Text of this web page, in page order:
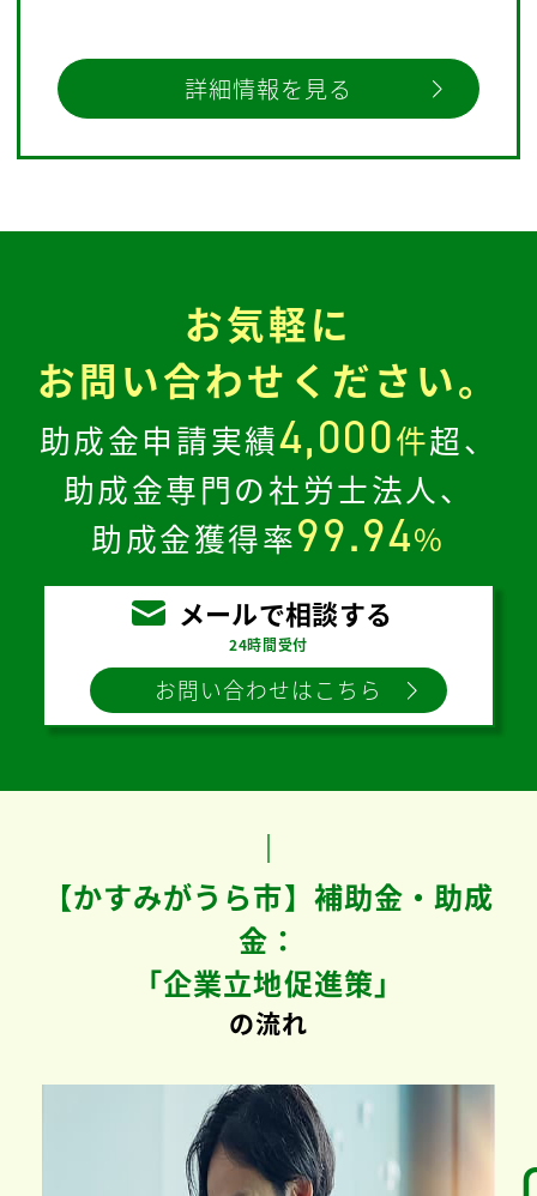
詳細情報を見る
お気軽に
お問い合わせください。
助成金申請実績4,000件超、
助成金専門の社労士法人、
助成金獲得率99.94%
メールで相談する
24時間受付
お問い合わせはこちら
【かすみがうら市】補助金・助成
金：
「企業立地促進策」
の流れ